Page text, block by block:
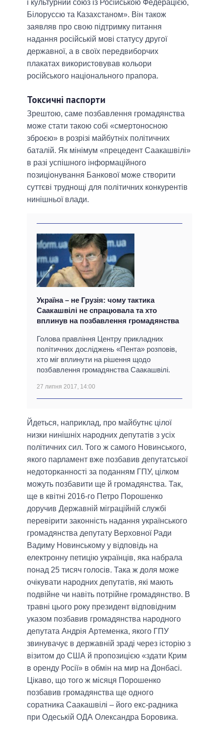
і культурний союз із Російською Федерацією,
Білоруссю та Казахстаном». Він також
заявляв про свою підтримку питання
надання російській мові статусу другої
державної, а в своїх передвиборчих
плакатах використовував кольори
російського національного прапора.
Токсичні паспорти
Зрештою, саме позбавлення громадянства
може стати такою собі «смертоносною
зброєю» в розрізі майбутніх політичних
баталій. Як мінімум «прецедент Саакашвілі»
в разі успішного інформаційного
позиціонування Банкової може створити
суттєві труднощі для політичних конкурентів
нинішньої влади.
Україна – не Грузія: чому тактика
Саакашвілі не спрацювала та хто
вплинув на позбавлення громадянства
Голова правління Центру прикладних
політичних досліджень «Пента» розповів,
хто міг вплинути на рішення щодо
позбавлення громадянства Саакашвілі.
27 липня 2017, 14:00
Йдеться, наприклад, про майбутнє цілої
низки нинішніх народних депутатів з усіх
політичних сил. Того ж самого Новинського,
якого парламент вже позбавив депутатської
недоторканності за поданням ГПУ, цілком
можуть позбавити ще й громадянства. Так,
ще в квітні 2016-го Петро Порошенко
доручив Державній міграційній службі
перевірити законність надання українського
громадянства депутату Верховної Ради
Вадиму Новинському у відповідь на
електронну петицію українців, яка набрала
понад 25 тисяч голосів. Така ж доля може
очікувати народних депутатів, які мають
подвійне чи навіть потрійне громадянство. В
травні цього року президент відповідним
указом позбавив громадянства народного
депутата Андрія Артеменка, якого ГПУ
звинувачує в державній зраді через історію з
візитом до США й пропозицією «здати Крим
в оренду Росії» в обмін на мир на Донбасі.
Цікаво, що того ж місяця Порошенко
позбавив громадянства ще одного
соратника Саакашвілі – його екс-радника
при Одеській ОДА Олександра Боровика.